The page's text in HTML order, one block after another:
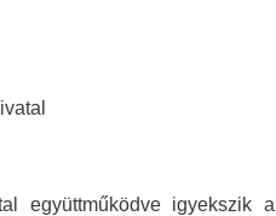
együttműködve igyekszik a